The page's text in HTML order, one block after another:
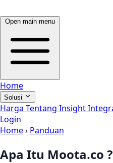
Open main menu
Home
Solusi
Harga Tentang Insight
Login
Home› Panduan
Apa Itu Moota.co ?